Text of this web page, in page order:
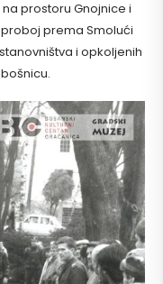
prostoru Gnojnice i
prema Smolući
i opkoljenih